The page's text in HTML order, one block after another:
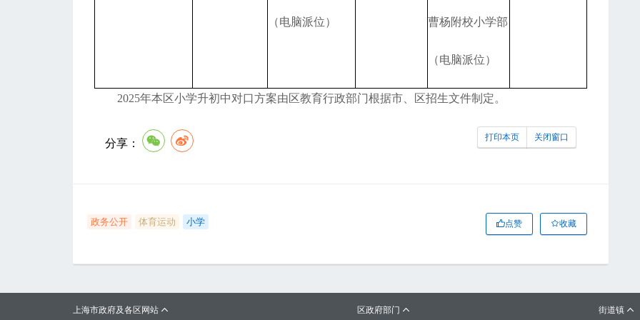
（电脑派位） 曹杨附校小学部
（电脑派位）
2025年本区小学升初中对口方案由区教育行政部门根据市、区招生文件制定。
分享： 打印本页 关闭窗口
政务公开 体育运动 小学 点赞 收藏
上海市政府及各区网站  区政府部门  街道镇 